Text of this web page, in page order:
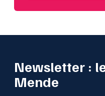
Newsletter :
Mende